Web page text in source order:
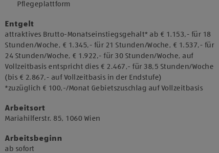
Pflegeplattform
Entgelt
attraktives Brutto-Monatseinstiegsgehalt* ab € 1.153,- für 18
Stunden/Woche, € 1.345,- für 21 Stunden/Woche, € 1.537,- für
24 Stunden/Woche, € 1.922,- für 30 Stunden/Woche, auf
Vollzeitbasis entspricht dies € 2.467,- für 38,5 Stunden/Woche
(bis € 2.867,- auf Vollzeitbasis in der Endstufe)
*zuzüglich € 100,-/Monat Gebietszuschlag auf Vollzeitbasis
Arbeitsort
​Mariahilferstr. 85, 1060 Wien​
Arbeitsbeginn
​ab sofort​